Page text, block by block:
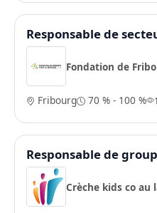
Responsable de
Fondation de
Fribourg 70 % - 100 %
Responsable de
Crèche kids co au